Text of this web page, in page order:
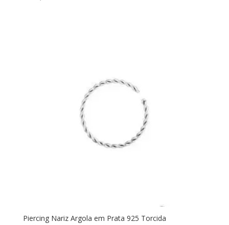
Piercing Nariz Argola em Prata 925 Torcida